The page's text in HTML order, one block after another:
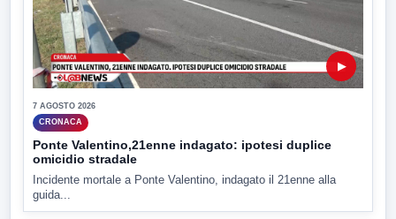
▶
7 AGOSTO 2026
CRONACA
Ponte Valentino,21enne indagato: ipotesi duplice
omicidio stradale
Incidente mortale a Ponte Valentino, indagato il 21enne alla
guida...